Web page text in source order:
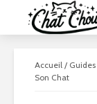
Accueil / Guides
Son Chat